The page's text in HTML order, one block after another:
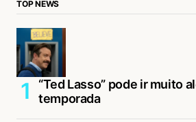
TOP NEWS
“Ted Lasso” pode ir muito
temporada